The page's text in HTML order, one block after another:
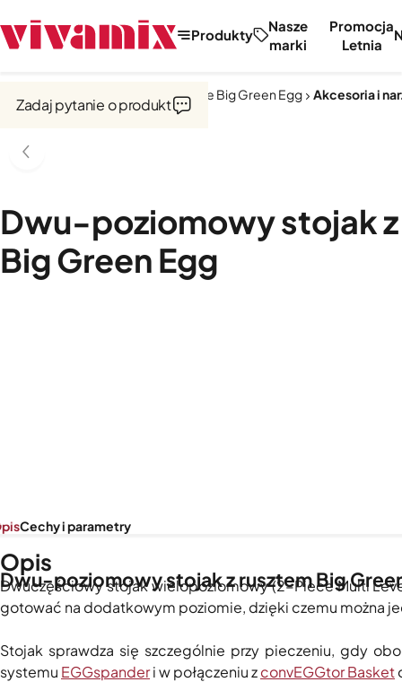
Produkty
Nasze
marki
Promocja
Letnia
Kuchnie zewnętrzne Big Green Egg Akcesoria i
Dwu-poziomowy stojak
Big Green Egg
Zadaj pytanie o produkt
Dwu-poziomowy stojak z rusztem Big
Cechy i parametry
Opis
Dwuczęściowy stojak wielopoziomowy (2-Piece Multi
gotować na dodatkowym poziomie, dzięki czemu można
Stojak sprawdza się szczególnie przy pieczeniu, gdy
systemu EGGspanderi w połączeniu zconvEGGtor Basket